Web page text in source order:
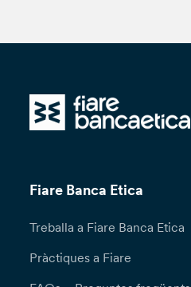
Fiare Banca Etica
Treballa a Fiare Banca Etica
Pràctiques a Fiare